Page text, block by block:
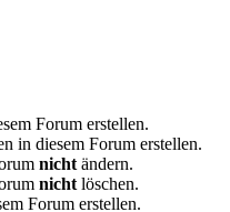
Forum erstellen.
in diesem Forum erstellen.
nichtändern.
nichtlöschen.
Forum erstellen.